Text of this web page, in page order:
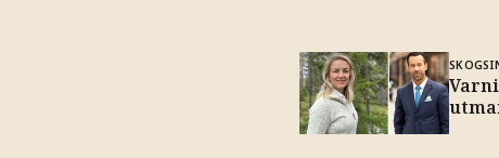
20
Västerbotten
21
Norrbotten
Riket